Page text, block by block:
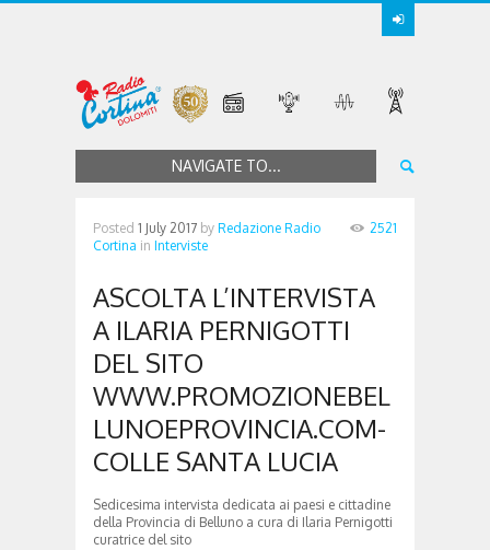
NAVIGATE TO...
Posted 1 July 2017 by Redazione Radio
Cortina in Interviste
2521
ASCOLTA L’INTERVISTA
A ILARIA PERNIGOTTI
DEL SITO
WWW.PROMOZIONEBEL
LUNOEPROVINCIA.COM-
COLLE SANTA LUCIA
Sedicesima intervista dedicata ai paesi e cittadine
della Provincia di Belluno a cura di Ilaria Pernigotti
curatrice del sito